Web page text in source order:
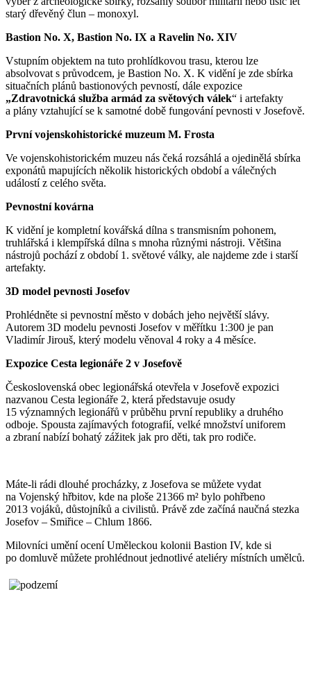
starý dřevěný člun – monoxyl.
Bastion No. X, Bastion No. IX a Ravelin No. XIV
Vstupním objektem na tuto prohlídkovou trasu, kterou lze
absolvovat s průvodcem, je Bastion No. X. K vidění je zde sbírka
situačních plánů bastionových pevností, dále expozice
„Zdravotnická služba armád za světových válek“ i artefakty
a plány vztahující se k samotné době fungování pevnosti v Josefově.
První vojenskohistorické muzeum M. Frosta
Ve vojenskohistorickém muzeu nás čeká rozsáhlá a ojedinělá sbírka
exponátů mapujících několik historických období a válečných
událostí z celého světa.
Pevnostní kovárna
K vidění je kompletní kovářská dílna s transmisním pohonem,
truhlářská i klempířská dílna s mnoha různými nástroji. Většina
nástrojů pochází z období 1. světové války, ale najdeme zde i starší
artefakty.
3D model pevnosti Josefov
Prohlédněte si pevnostní město v dobách jeho největší slávy.
Autorem 3D modelu pevnosti Josefov v měřítku 1:300 je pan
Vladimír Jirouš, který modelu věnoval 4 roky a 4 měsíce.
Expozice Cesta legionáře 2 v Josefově
Československá obec legionářská otevřela v Josefově expozici
nazvanou Cesta legionáře 2, která představuje osudy
15 významných legionářů v průběhu první republiky a druhého
odboje. Spousta zajímavých fotografií, velké množství uniforem
a zbraní nabízí bohatý zážitek jak pro děti, tak pro rodiče.
Máte-li rádi dlouhé procházky, z Josefova se můžete vydat
na Vojenský hřbitov, kde na ploše 21366 m² bylo pohřbeno
2013 vojáků, důstojníků a civilistů. Právě zde začíná naučná stezka
Josefov – Smiřice – Chlum 1866.
Milovníci umění ocení Uměleckou kolonii Bastion IV, kde si
po domluvě můžete prohlédnout jednotlivé ateliéry místních umělců.